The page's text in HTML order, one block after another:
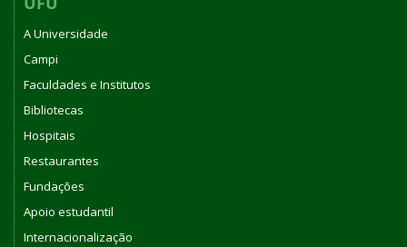
A Universidade
Campi
Faculdades e Institutos
Bibliotecas
Hospitais
Restaurantes
Fundações
Apoio estudantil
Internacionalização